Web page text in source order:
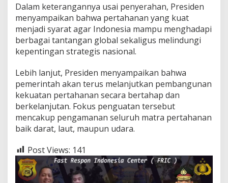
Dalam keterangannya usai penyerahan, Presiden
menyampaikan bahwa pertahanan yang kuat
menjadi syarat agar Indonesia mampu menghadapi
berbagai tantangan global sekaligus melindungi
kepentingan strategis nasional.
Lebih lanjut, Presiden menyampaikan bahwa
pemerintah akan terus melanjutkan pembangunan
kekuatan pertahanan secara bertahap dan
berkelanjutan. Fokus penguatan tersebut
mencakup pengamanan seluruh matra pertahanan
baik darat, laut, maupun udara.
Post Views: 141